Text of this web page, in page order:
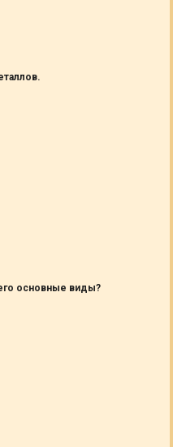
основные виды?